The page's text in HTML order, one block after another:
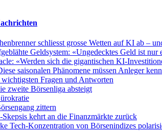
schliesst grosse Wetten auf KI ab –
Geldsystem: «Ungedecktes Geld ist nur
«Werden sich die gigantischen KI-
saisonalen Phänomene müssen Anleger
Fragen und Antworten
zweite Börsenliga absteigt
zittern
kehrt an die Finanzmärkte zurück
Tech-Konzentration von Börsenindizes